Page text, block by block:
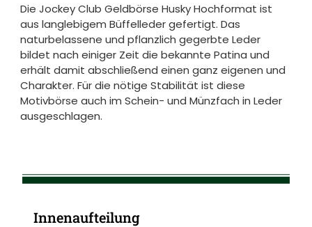
Die Jockey Club Geldbörse Husky Hochformat ist
aus langlebigem Büffelleder gefertigt. Das
naturbelassene und pflanzlich gegerbte Leder
bildet nach einiger Zeit die bekannte Patina und
erhält damit abschließend einen ganz eigenen und
Charakter. Für die nötige Stabilität ist diese
Motivbörse auch im Schein- und Münzfach in Leder
ausgeschlagen.
Innenaufteilung